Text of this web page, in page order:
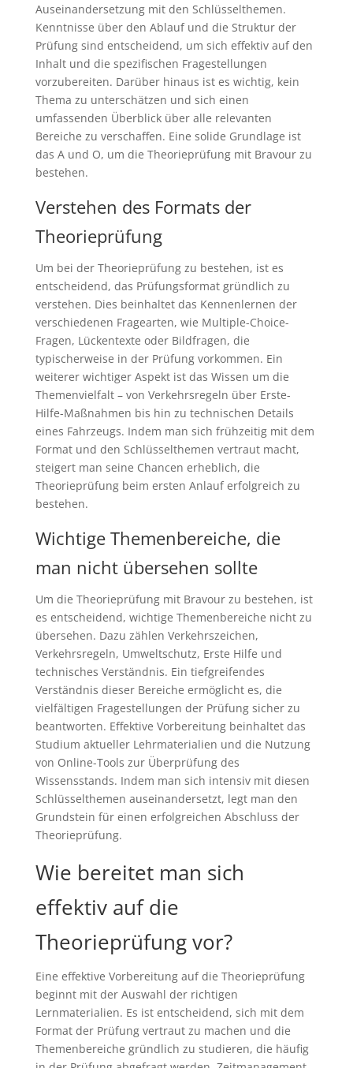
Auseinandersetzung mit den Schlüsselthemen.
Kenntnisse über den Ablauf und die Struktur der
Prüfung sind entscheidend, um sich effektiv auf den
Inhalt und die spezifischen Fragestellungen
vorzubereiten. Darüber hinaus ist es wichtig, kein
Thema zu unterschätzen und sich einen
umfassenden Überblick über alle relevanten
Bereiche zu verschaffen. Eine solide Grundlage ist
das A und O, um die Theorieprüfung mit Bravour zu
bestehen.
Verstehen des Formats der
Theorieprüfung
Um bei der Theorieprüfung zu bestehen, ist es
entscheidend, das Prüfungsformat gründlich zu
verstehen. Dies beinhaltet das Kennenlernen der
verschiedenen Fragearten, wie Multiple-Choice-
Fragen, Lückentexte oder Bildfragen, die
typischerweise in der Prüfung vorkommen. Ein
weiterer wichtiger Aspekt ist das Wissen um die
Themenvielfalt – von Verkehrsregeln über Erste-
Hilfe-Maßnahmen bis hin zu technischen Details
eines Fahrzeugs. Indem man sich frühzeitig mit dem
Format und den Schlüsselthemen vertraut macht,
steigert man seine Chancen erheblich, die
Theorieprüfung beim ersten Anlauf erfolgreich zu
bestehen.
Wichtige Themenbereiche, die
man nicht übersehen sollte
Um die Theorieprüfung mit Bravour zu bestehen, ist
es entscheidend, wichtige Themenbereiche nicht zu
übersehen. Dazu zählen Verkehrszeichen,
Verkehrsregeln, Umweltschutz, Erste Hilfe und
technisches Verständnis. Ein tiefgreifendes
Verständnis dieser Bereiche ermöglicht es, die
vielfältigen Fragestellungen der Prüfung sicher zu
beantworten. Effektive Vorbereitung beinhaltet das
Studium aktueller Lehrmaterialien und die Nutzung
von Online-Tools zur Überprüfung des
Wissensstands. Indem man sich intensiv mit diesen
Schlüsselthemen auseinandersetzt, legt man den
Grundstein für einen erfolgreichen Abschluss der
Theorieprüfung.
Wie bereitet man sich
effektiv auf die
Theorieprüfung vor?
Eine effektive Vorbereitung auf die Theorieprüfung
beginnt mit der Auswahl der richtigen
Lernmaterialien. Es ist entscheidend, sich mit dem
Format der Prüfung vertraut zu machen und die
Themenbereiche gründlich zu studieren, die häufig